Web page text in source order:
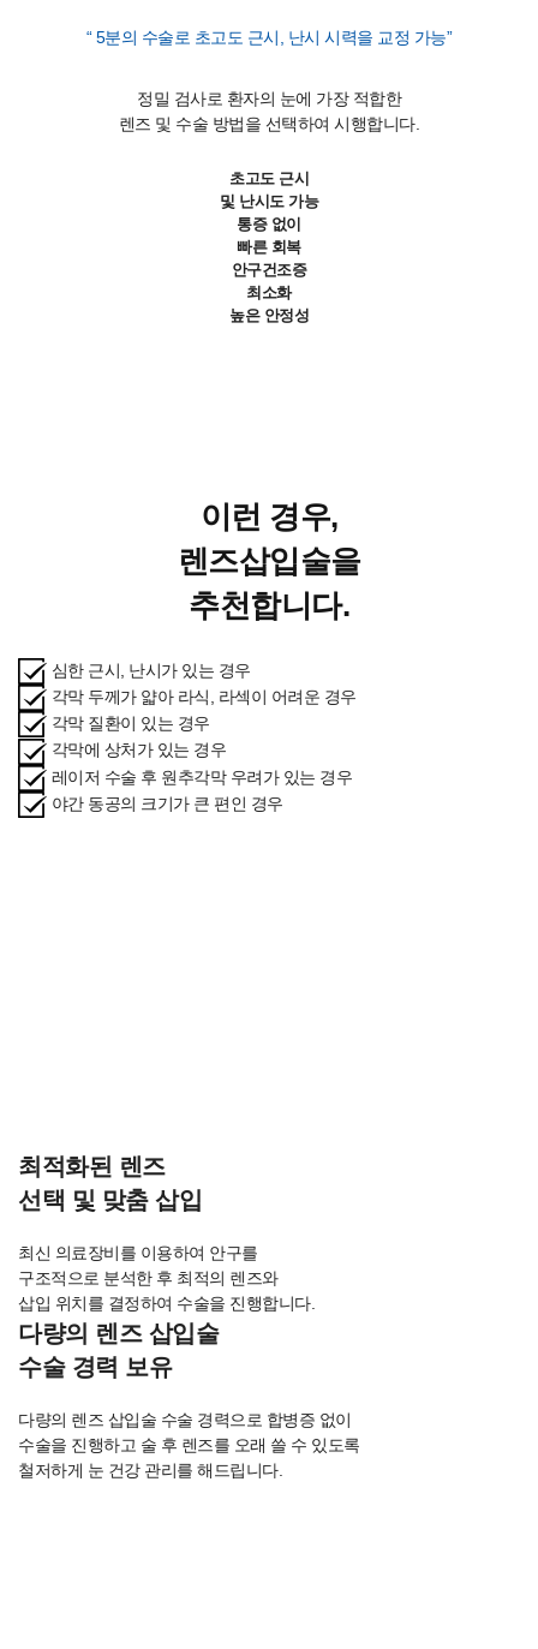
“ 5분의 수술로 초고도 근시, 난시 시력을 교정 가능”
정밀 검사로 환자의 눈에 가장 적합한
렌즈 및 수술 방법을 선택하여 시행합니다.
초고도 근시
및 난시도 가능
통증 없이
빠른 회복
안구건조증
최소화
높은 안정성
이런 경우,
렌즈삽입술을
추천합니다.
심한 근시, 난시가 있는 경우
각막 두께가 얇아 라식, 라섹이 어려운 경우
각막 질환이 있는 경우
각막에 상처가 있는 경우
레이저 수술 후 원추각막 우려가 있는 경우
야간 동공의 크기가 큰 편인 경우
최적화된 렌즈
선택 및 맞춤 삽입
최신 의료장비를 이용하여 안구를
구조적으로 분석한 후 최적의 렌즈와
삽입 위치를 결정하여 수술을 진행합니다.
다량의 렌즈 삽입술
수술 경력 보유
다량의 렌즈 삽입술 수술 경력으로 합병증 없이
수술을 진행하고 술 후 렌즈를 오래 쓸 수 있도록
철저하게 눈 건강 관리를 해드립니다.